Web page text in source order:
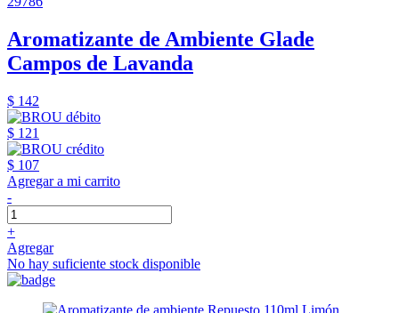
Aromatizante de Ambiente Glade
Campos de Lavanda
$ 142
$ 121
$ 107
Agregar a mi carrito
-
+
Agregar
No hay suficiente stock disponible